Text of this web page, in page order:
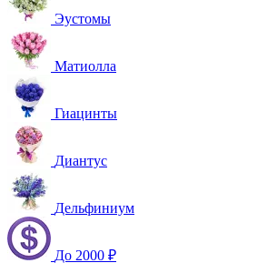
Эустомы
Матиолла
Гиацинты
Диантус
Дельфиниум
До 2000 ₽